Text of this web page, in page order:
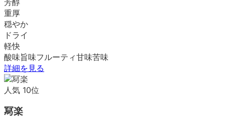
重厚
穏やか
ドライ
軽快
酸味旨味フルーティ甘味苦味
詳細を見る
人気 10位
冩楽